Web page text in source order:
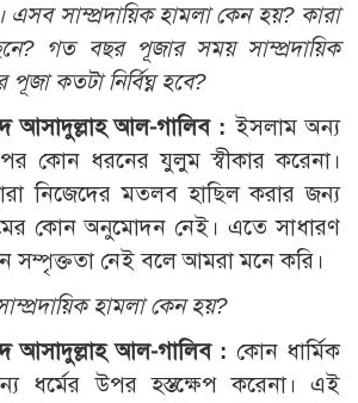
এসব সাম্প্রদায়িক হামলা কেন হয়? কারা
গত বছর পূজার সময় সাম্প্রদায়িক
কতটা নির্বিঘ্ন হবে?
আসাদুল্লাহ আল-গালিব : ইসলাম অন্য
কোন ধরনের যুলুম স্বীকার করেনা।
নিজেদের মতলব হাছিল করার জন্য
কোন অনুমোদন নেই। এতে সাধারণ
নেই বলে আমরা মনে করি।
হামলা কেন হয়?
আসাদুল্লাহ আল-গালিব : কোন ধার্মিক
উপর হস্তক্ষেপ করেনা। এই